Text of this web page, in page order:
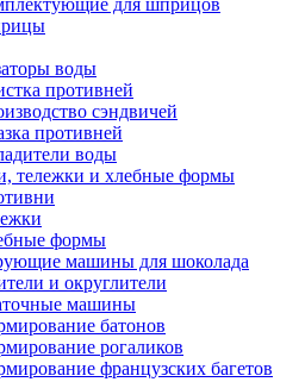
для шприцов
воды
противней
сэндвичей
противней
воды
тележки и хлебные формы
формы
машины для шоколада
и округлители
машины
батонов
рогаликов
французских багетов